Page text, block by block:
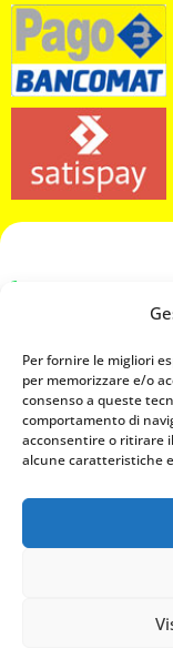
Per fornire le migliori
per memorizzare e/o
consenso a queste
comportamento di
acconsentire o ritirare
alcune caratteristiche
Privacy Policy
Cookie Policy